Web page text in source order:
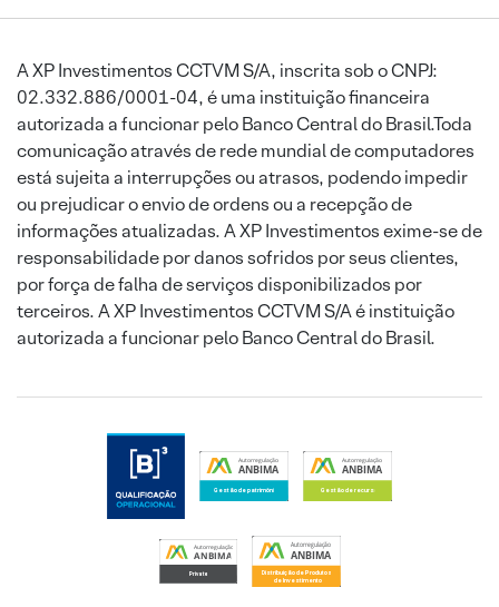
A XP Investimentos CCTVM S/A, inscrita sob o CNPJ:
02.332.886/0001-04, é uma instituição financeira
autorizada a funcionar pelo Banco Central do Brasil.Toda
comunicação através de rede mundial de computadores
está sujeita a interrupções ou atrasos, podendo impedir
ou prejudicar o envio de ordens ou a recepção de
informações atualizadas. A XP Investimentos exime-se de
responsabilidade por danos sofridos por seus clientes,
por força de falha de serviços disponibilizados por
terceiros. A XP Investimentos CCTVM S/A é instituição
autorizada a funcionar pelo Banco Central do Brasil.